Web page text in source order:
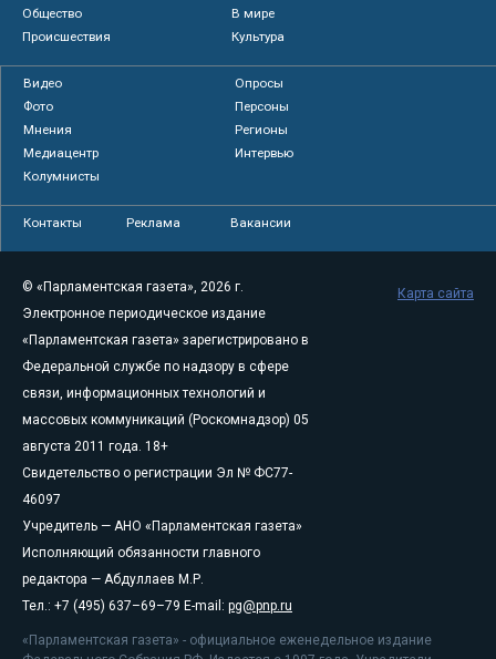
Общество
В мире
Происшествия
Культура
Видео
Опросы
Фото
Персоны
Мнения
Регионы
Медиацентр
Интервью
Колумнисты
Контакты Реклама Вакансии
© «Парламентская газета», 2026 г.
Электронное периодическое издание
«Парламентская газета» зарегистрировано в
Федеральной службе по надзору в сфере
связи, информационных технологий и
массовых коммуникаций (Роскомнадзор) 05
августа 2011 года. 18+
Свидетельство о регистрации Эл № ФС77-
46097
Учредитель — АНО «Парламентская газета»
Исполняющий обязанности главного
редактора — Абдуллаев М.Р.
Тел.: +7 (495) 637–69–79 E-mail: pg@pnp.ru
«Парламентская газета» - официальное еженедельное издание
Карта сайта